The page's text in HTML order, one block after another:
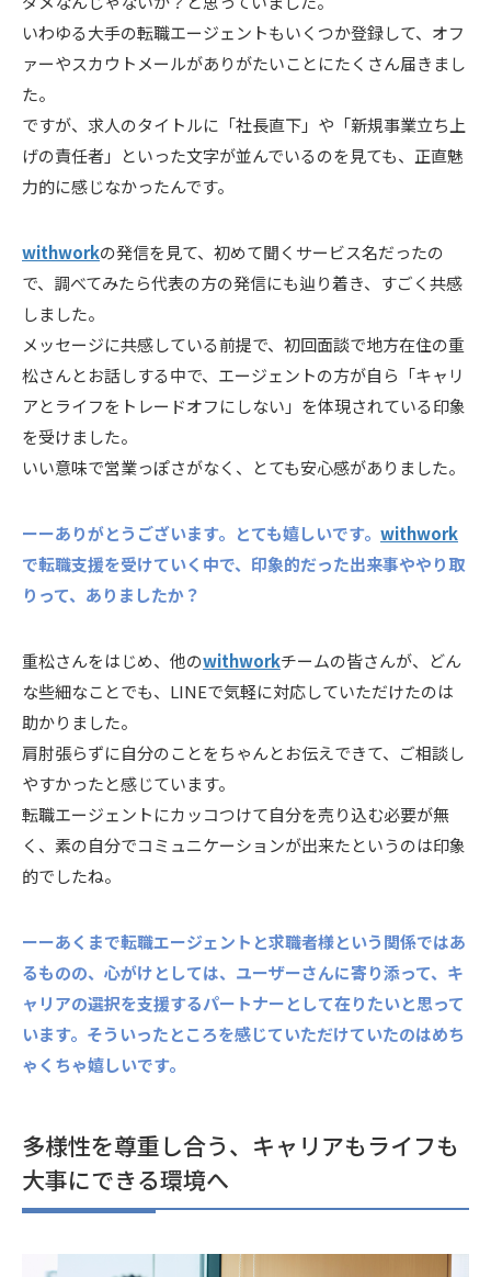
いわゆる大手の転職エージェントもいくつか登録して、オフ
ァーやスカウトメールがありがたいことにたくさん届きまし
た。
ですが、求人のタイトルに「社長直下」や「新規事業立ち上
げの責任者」といった文字が並んでいるのを見ても、正直魅
力的に感じなかったんです。
withworkの発信を見て、初めて聞くサービス名だったの
で、調べてみたら代表の方の発信にも辿り着き、すごく共感
しました。
メッセージに共感している前提で、初回面談で地方在住の重
松さんとお話しする中で、エージェントの方が自ら「キャリ
アとライフをトレードオフにしない」を体現されている印象
を受けました。
いい意味で営業っぽさがなく、とても安心感がありました。
ーーありがとうございます。とても嬉しいです。 withwork
で転職支援を受けていく中で、印象的だった出来事ややり取
りって、ありましたか？
重松さんをはじめ、他のwithworkチームの皆さんが、どん
な些細なことでも、LINEで気軽に対応していただけたのは
助かりました。
肩肘張らずに自分のことをちゃんとお伝えできて、ご相談し
やすかったと感じています。
転職エージェントにカッコつけて自分を売り込む必要が無
く、素の自分でコミュニケーションが出来たというのは印象
的でしたね。
ーーあくまで転職エージェントと求職者様という関係ではあ
るものの、心がけとしては、ユーザーさんに寄り添って、キ
ャリアの選択を支援するパートナーとして在りたいと思って
います。そういったところを感じていただけていたのはめち
ゃくちゃ嬉しいです。
多様性を尊重し合う、キャリアもライフも
大事にできる環境へ